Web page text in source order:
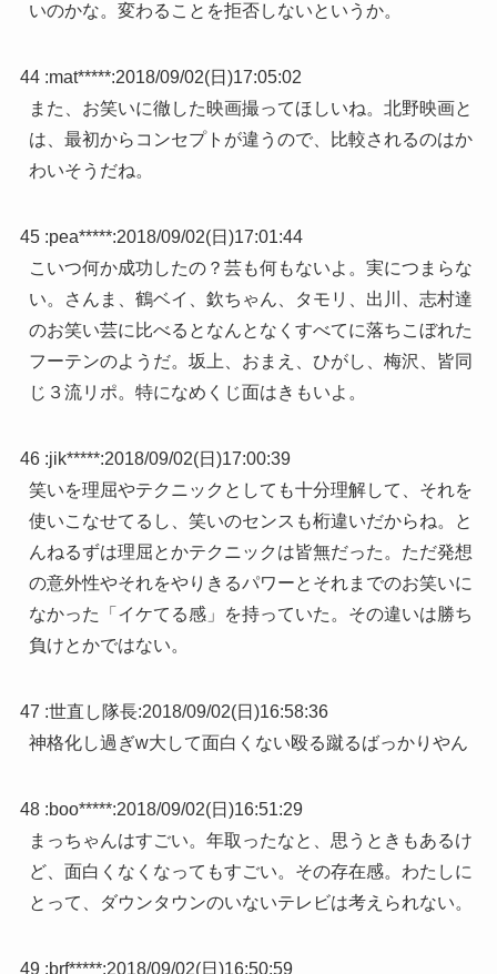
いのかな。変わることを拒否しないというか。
44 :mat*****:2018/09/02(日)17:05:02
また、お笑いに徹した映画撮ってほしいね。北野映画と
は、最初からコンセプトが違うので、比較されるのはか
わいそうだね。
45 :pea*****:2018/09/02(日)17:01:44
こいつ何か成功したの？芸も何もないよ。実につまらな
い。さんま、鶴ベイ、欽ちゃん、タモリ、出川、志村達
のお笑い芸に比べるとなんとなくすべてに落ちこぼれた
フーテンのようだ。坂上、おまえ、ひがし、梅沢、皆同
じ３流リポ。特になめくじ面はきもいよ。
46 :jik*****:2018/09/02(日)17:00:39
笑いを理屈やテクニックとしても十分理解して、それを
使いこなせてるし、笑いのセンスも桁違いだからね。と
んねるずは理屈とかテクニックは皆無だった。ただ発想
の意外性やそれをやりきるパワーとそれまでのお笑いに
なかった「イケてる感」を持っていた。その違いは勝ち
負けとかではない。
47 :世直し隊長:2018/09/02(日)16:58:36
神格化し過ぎw大して面白くない殴る蹴るばっかりやん
48 :boo*****:2018/09/02(日)16:51:29
まっちゃんはすごい。年取ったなと、思うときもあるけ
ど、面白くなくなってもすごい。その存在感。わたしに
とって、ダウンタウンのいないテレビは考えられない。
49 :brf*****:2018/09/02(日)16:50:59